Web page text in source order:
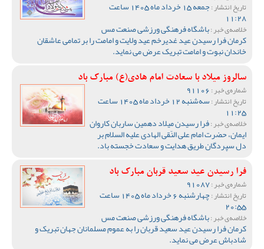
تاریخ انتشار : جمعه 15 خرداد ماه 1405 ساعت
11:28
خلاصه‌ی خبر :باشگاه فرهنگی ورزشی صنعت مس
کرمان فرا رسیدن عید غدیرخم عید ولایت و امامت را بر تمامی عاشقان
خاندان نبوت و امامت تبریک عرض می نماید.
سالروز میلاد با سعادت امام هادی(ع) مبارک باد
شماره‌ی خبر :
تاریخ انتشار : سه‌شنبه 12 خرداد ماه 1405 ساعت
11:25
خلاصه‌ی خبر :فرا رسیدن میلاد دهمین ساربان کاروان
ایمان، حضرت امام علی النّقی الهادی علیه السلام بر
دل سپردگان طریق هدایت و سعادت خجسته باد.
فرا رسیدن عید سعید قربان مبارک باد
شماره‌ی خبر :
تاریخ انتشار : چهارشنبه 6 خرداد ماه 1405 ساعت
20:55
خلاصه‌ی خبر :باشگاه فرهنگی ورزشی صنعت مس
کرمان فرا رسیدن عید سعید قربان را به عموم مسلمانان جهان تبریک و
شادباش عرض می نماید.